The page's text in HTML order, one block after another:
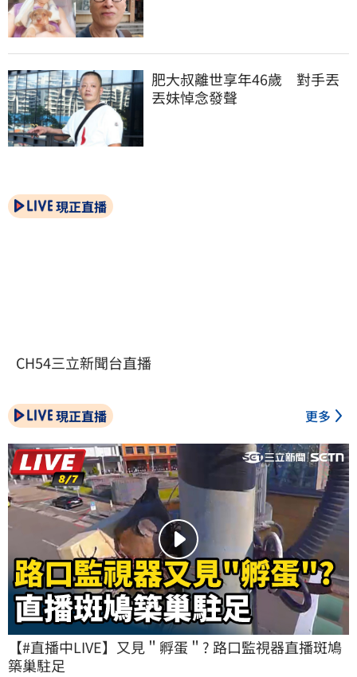
肥大叔離世享年46歲　對手丟
丟妹悼念發聲
現正直播
CH54三立新聞台直播
現正直播 更多
【#直播中LIVE】又見＂孵蛋＂? 路口監視器直播斑鳩
築巢駐足